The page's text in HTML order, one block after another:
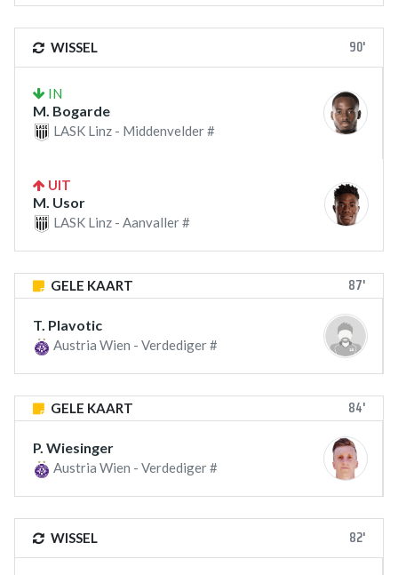
WISSEL 90'
IN
M. Bogarde
LASK Linz - Middenvelder #
UIT
M. Usor
LASK Linz - Aanvaller #
GELE KAART 87'
T. Plavotic
Austria Wien - Verdediger #
GELE KAART 84'
P. Wiesinger
Austria Wien - Verdediger #
WISSEL 82'